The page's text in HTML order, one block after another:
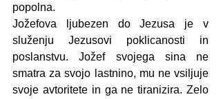
popolna.
Jožefova ljubezen do Jezusa je v
služenju Jezusovi poklicanosti in
poslanstvu. Jožef svojega sina ne
smatra za svojo lastnino, mu ne vsiljuje
svoje avtoritete in ga ne tiranizira. Zelo